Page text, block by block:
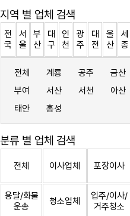
지역 별 업체 검색
전
국
서
울
부
산
대
구
인
천
광
주
대
전
울
산
세
종
전체 계룡 공주 금산
부여
서산 서천 아산
태안
홍성
분류 별 업체 검색
전체 이사업체 포장이사
용달/화물
운송
청소업체
입주/이사/
거주청소